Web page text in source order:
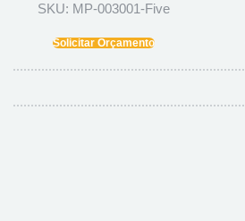
SKU: MP-003001-Five
Solicitar Orçamento